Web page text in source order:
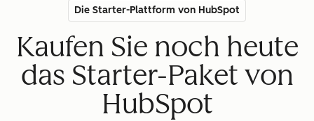
Die Starter-Plattform von HubSpot
Kaufen Sie noch heute
das Starter-Paket von
HubSpot